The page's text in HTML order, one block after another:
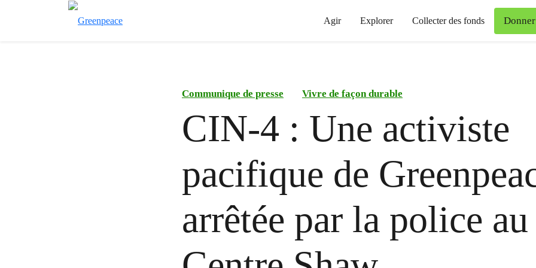
Agir Explorer Collecter des fonds Donner
Communique de presse Vivre de façon durable
CIN-4 : Une activiste
pacifique de
arrêtée par la police au